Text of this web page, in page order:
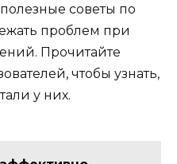
советы по
проблем при
Прочитайте
чтобы узнать,
у них.